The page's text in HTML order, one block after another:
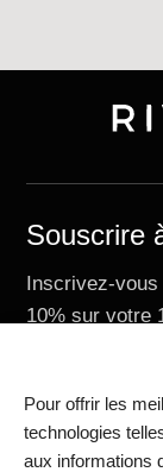
Pour offrir les
technologies
aux informations
Souscrire
Inscrivez-vous
10% sur votre